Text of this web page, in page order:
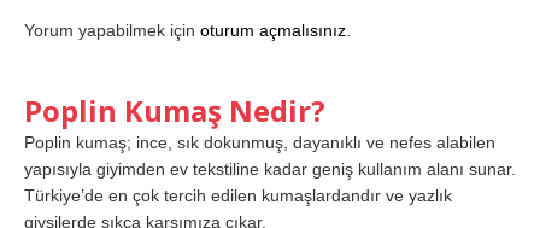
Yorum yapabilmek için oturum açmalısınız
Poplin Kumaş Nedir?
Poplin kumaş; ince, sık dokunmuş, dayanıklı ve nefes alabilen
yapısıyla giyimden ev tekstiline kadar geniş kullanım alanı sunar.
Türkiye’de en çok tercih edilen kumaşlardandır ve yazlık
giysilerde sıkça karşımıza çıkar.